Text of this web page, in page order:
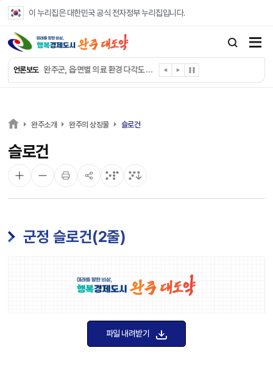
이 누리집은 대한민국 공식 전자정부 누리집입니다.
언론보도
완주군, ‘수의계약 총량제’ 개편 운영
완주군 청소년, 초록우산 지원으로 치과 치료
완주군, 읍·면별 의료 환경 다각도 진단한다
완주군, 모바일 헬스케어 “내 건강 변화 직접 확인”
완주소개 완주의 상징물 슬로건
슬로건
군정 슬로건(2줄)
파일 내려받기